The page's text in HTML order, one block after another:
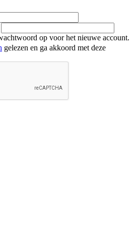
op voor het nieuwe account.
gelezen en ga akkoord met deze